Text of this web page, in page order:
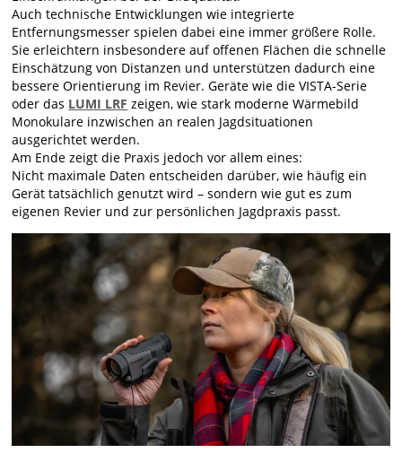
Auch technische Entwicklungen wie integrierte
Entfernungsmesser spielen dabei eine immer größere Rolle.
Sie erleichtern insbesondere auf offenen Flächen die schnelle
Einschätzung von Distanzen und unterstützen dadurch eine
bessere Orientierung im Revier. Geräte wie die VISTA-Serie
oder das LUMI LRF zeigen, wie stark moderne Wärmebild
Monokulare inzwischen an realen Jagdsituationen
ausgerichtet werden.
Am Ende zeigt die Praxis jedoch vor allem eines:
Nicht maximale Daten entscheiden darüber, wie häufig ein
Gerät tatsächlich genutzt wird – sondern wie gut es zum
eigenen Revier und zur persönlichen Jagdpraxis passt.